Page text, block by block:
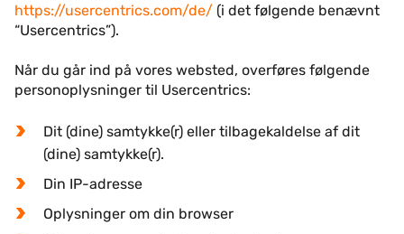
https://usercentrics.com/de/ (i det følgende benævnt
“Usercentrics”).
Når du går ind på vores websted, overføres følgende
personoplysninger til Usercentrics:
Dit (dine) samtykke(r) eller tilbagekaldelse af dit
(dine) samtykke(r).
Din IP-adresse
Oplysninger om din browser